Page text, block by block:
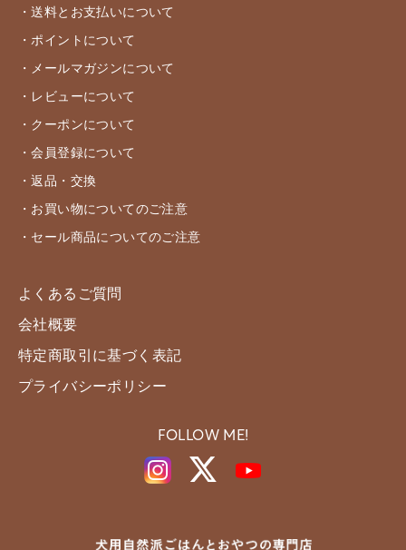
・送料とお支払いについて
・ポイントについて
・メールマガジンについて
・レビューについて
・クーポンについて
・会員登録について
・返品・交換
・お買い物についてのご注意
・セール商品についてのご注意
よくあるご質問
会社概要
特定商取引に基づく表記
プライバシーポリシー
FOLLOW ME!